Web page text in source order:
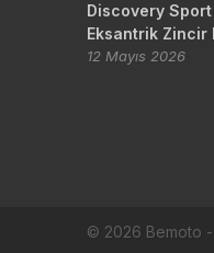
Discovery
Eksantrik Zincir
12 Mayıs 2026
© 2026 Bemoto -